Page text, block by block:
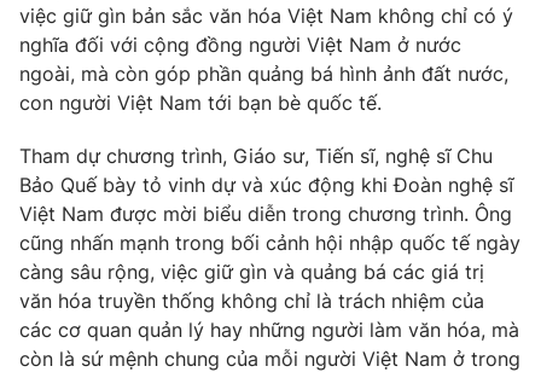
Cơ quan chủ quản:Đài Truyền hình Việt Nam
Cơ quan báo chí:Thời báo VTV
Giấy phép hoạt động báo in và báo điện tử số 483/GP-BTTTT
cấp ngày 29/12/2023
Tổng Biên tập:
Vũ Thanh Thủy
Phó Tổng Biên tập:Nguyễn Thị Mỹ Hạnh, Phạm Quốc Thắng,
Nguyễn Trọng Ninh
Tổng đài VTV:024.38 355 931 - 024.38 355 932
Ðiện thoại Thời báo VTV:024.66 897 897
Email:toasoan@vtv.vn
Liên hệ quảng cáo:024-7300.7108
việc giữ gìn bản sắc văn hóa Việt Nam không chỉ có ý
nghĩa đối với cộng đồng người Việt Nam ở nước
ngoài, mà còn góp phần quảng bá hình ảnh đất nước,
con người Việt Nam tới bạn bè quốc tế.
Tham dự chương trình, Giáo sư, Tiến sĩ, nghệ sĩ Chu
Bảo Quế bày tỏ vinh dự và xúc động khi Đoàn nghệ sĩ
Việt Nam được mời biểu diễn trong chương trình. Ông
cũng nhấn mạnh trong bối cảnh hội nhập quốc tế ngày
càng sâu rộng, việc giữ gìn và quảng bá các giá trị
văn hóa truyền thống không chỉ là trách nhiệm của
các cơ quan quản lý hay những người làm văn hóa, mà
còn là sứ mệnh chung của mỗi người Việt Nam ở trong